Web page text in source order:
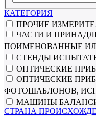
КАТЕГОРИЯ
ПРОЧИЕ
ЧАСТИ И
ПОИМЕНОВАННЫЕ
СТЕНДЫ
ОПТИЧЕСКИЕ
ОПТИЧЕСКИЕ
ФОТОШАБЛОНОВ,
МАШИНЫ
СТРАНА